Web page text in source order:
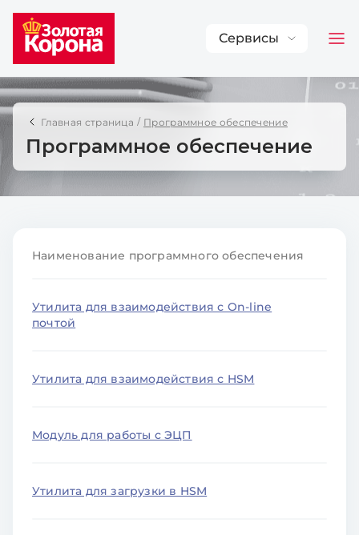
Сервисы
Главная страница Программное обеспечение
Программное обеспечение
Наименование программного обеспечения
Утилита для взаимодействия с On-line
почтой
Утилита для взаимодействия с HSM
Модуль для работы с ЭЦП
Утилита для загрузки в HSM